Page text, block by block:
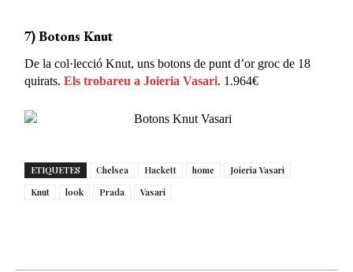
7) Botons Knut
De la col·lecció Knut, uns botons de punt d’or groc de 18
quirats.Els trobareu a Joieria Vasari. 1.964€
ETIQUETES Chelsea Hackett home
Joieria Vasari
Knut
look Prada Vasari